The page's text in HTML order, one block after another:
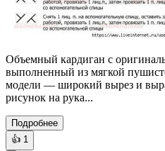
Объемный кардиган с
выполненный из мягкой
модели — широкий вырез и
рисунок на рука...
Подробнее
👍 1